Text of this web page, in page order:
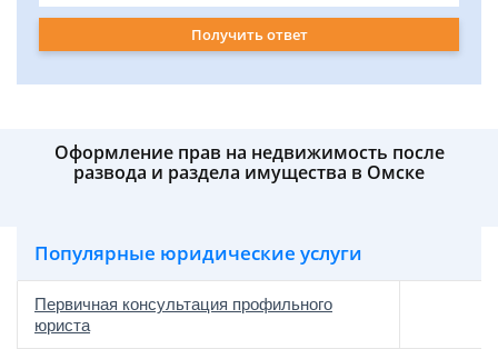
Получить ответ
Оформление прав на недвижимость после
развода и раздела имущества в Омске
Популярные юридические услуги
Первичная консультация профильного
юриста